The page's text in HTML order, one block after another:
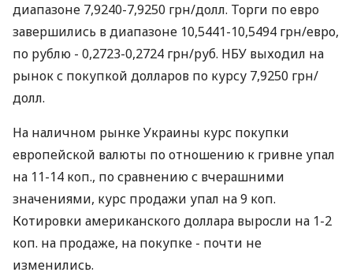
диапазоне 7,9240-7,9250 грн/долл. Торги по евро
завершились в диапазоне 10,5441-10,5494 грн/евро,
по рублю - 0,2723-0,2724 грн/руб. НБУ выходил на
рынок с покупкой долларов по курсу 7,9250 грн/
долл.
На наличном рынке Украины курс покупки
европейской валюты по отношению к гривне упал
на 11-14 коп., по сравнению с вчерашними
значениями, курс продажи упал на 9 коп.
Котировки американского доллара выросли на 1-2
коп. на продаже, на покупке - почти не
изменились.